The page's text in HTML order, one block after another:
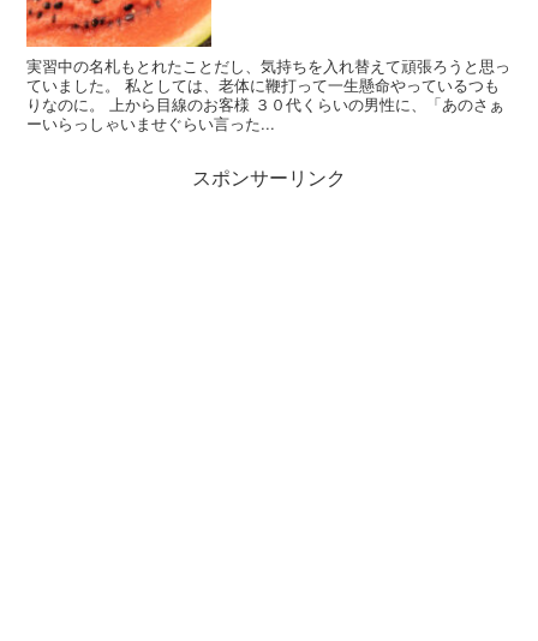
実習中の名札もとれたことだし、気持ちを入れ替えて頑張ろうと思っ
ていました。 私としては、老体に鞭打って一生懸命やっているつも
りなのに。 上から目線のお客様 ３０代くらいの男性に、「あのさぁ
ーいらっしゃいませぐらい言った...
スポンサーリンク